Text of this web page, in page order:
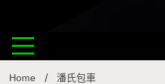
Home 潘氏包車